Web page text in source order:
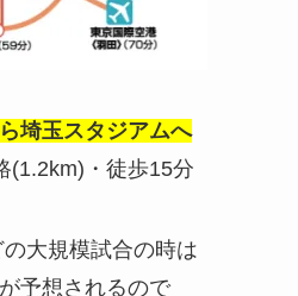
埼玉スタジアムへ
(1.2km)・徒歩15分
の大規模試合の時は
予想されるので